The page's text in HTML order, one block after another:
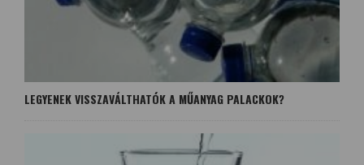
LEGYENEK VISSZAVÁLTHATÓK A MŰANYAG PALACKOK?